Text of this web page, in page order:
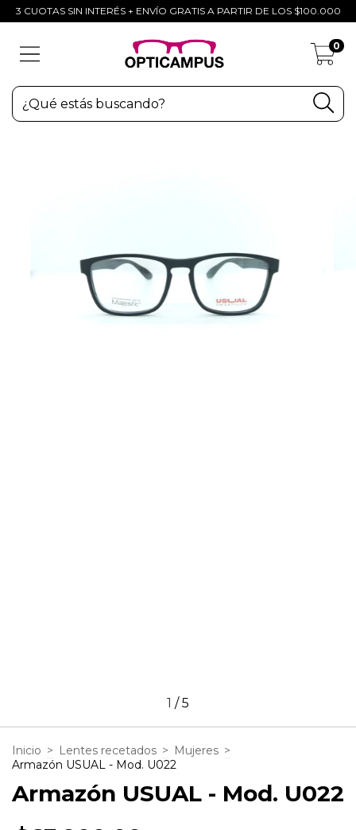
3 CUOTAS SIN INTERÉS + ENVÍO GRATIS A PARTIR DE LOS $100.000
0
1 /5
Inicio > Lentes recetados > Mujeres >
Armazón USUAL - Mod. U022
Armazón USUAL - Mod. U022